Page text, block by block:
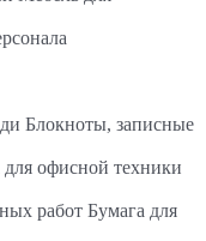
Блокноты, записные
для офисной техники
Бумага для